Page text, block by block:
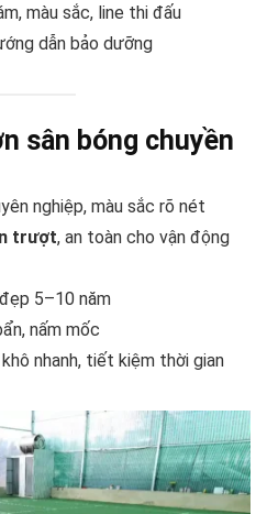
màu sắc, line thi đấu
dẫn bảo dưỡng
sân bóng chuyền
nghiệp, màu sắc rõ nét
trượt, an toàn cho vận động
5–10 năm
nấm mốc
khô nhanh, tiết kiệm thời gian